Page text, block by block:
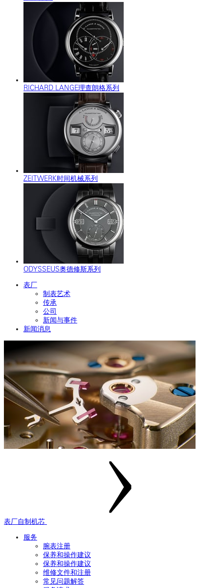
RICHARD LANGE理查朗格系列
ZEITWERK时间机械系列
ODYSSEUS奥德修斯系列
表厂
制表艺术
传承
公司
新闻与事件
新闻消息
表厂自制机芯
服务
腕表注册
保养和操作建议
保养和操作建议
维修文件和注册
常见问题解答